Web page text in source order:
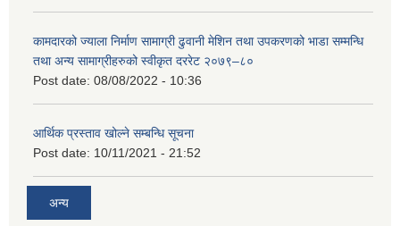
कामदारको ज्याला निर्माण सामाग्री ढुवानी मेशिन तथा उपकरणको भाडा सम्मन्धि
तथा अन्य सामाग्रीहरुको स्वीकृत दररेट २०७९–८०
Post date: 08/08/2022 - 10:36
आर्थिक प्रस्ताव खोल्ने सम्बन्धि सूचना
Post date: 10/11/2021 - 21:52
अन्य